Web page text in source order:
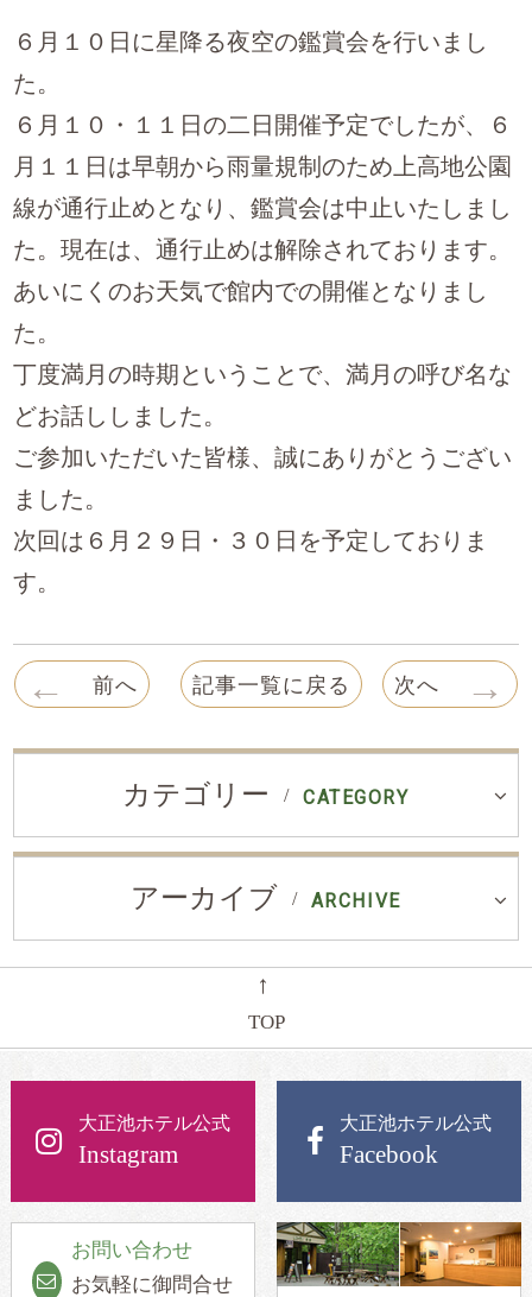
６月１０日に星降る夜空の鑑賞会を行いまし
た。
６月１０・１１日の二日開催予定でしたが、６
月１１日は早朝から雨量規制のため上高地公園
線が通行止めとなり、鑑賞会は中止いたしまし
た。現在は、通行止めは解除されております。
あいにくのお天気で館内での開催となりまし
た。
丁度満月の時期ということで、満月の呼び名な
どお話ししました。
ご参加いただいた皆様、誠にありがとうござい
ました。
次回は６月２９日・３０日を予定しておりま
す。
← 前へ 記事一覧に戻る 次へ →
カテゴリー CATEGORY
アーカイブ ARCHIVE
←
TOP
大正池ホテル公式
Instagram
大正池ホテル公式
Facebook
お問い合わせ
お気軽に御問合せ